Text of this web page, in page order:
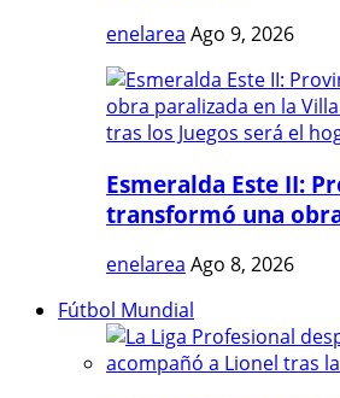
enelarea Ago 9, 2026
Esmeralda Este II:
transformó una
enelarea Ago 8, 2026
Fútbol Mundial